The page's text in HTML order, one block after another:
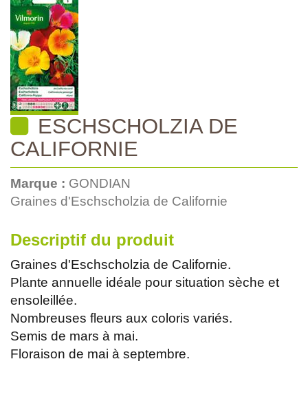
ESCHSCHOLZIA DE
CALIFORNIE
Marque : GONDIAN
Graines d'Eschscholzia de Californie
Descriptif du produit
Graines d'Eschscholzia de Californie.
Plante annuelle idéale pour situation sèche et
ensoleillée.
Nombreuses fleurs aux coloris variés.
Semis de mars à mai.
Floraison de mai à septembre.